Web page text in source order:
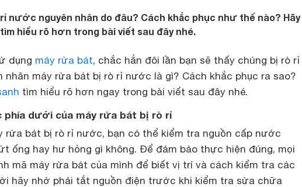
nước nguyên nhân do đâu? Cách khắc phục như thế nào? Hãy
hiểu rõ hơn trong bài viết sau đây nhé.
dụng máy rửa bát, chắc hẳn đôi lần bạn sẽ thấy chúng bị rò rỉ
nhân máy rửa bát bị rò rỉ nước là gì? Cách khắc phục ra sao?
tìm hiểu rõ hơn ngay trong bài viết sau đây nhé.
phía dưới của máy rửa bát bị rò rỉ
rửa bát bị rò rỉ nước, bạn có thể kiểm tra nguồn cấp nước
ống hay hư hỏng gì không. Để đảm bảo thực hiện đúng, mọi
mã máy rửa bát của mình để biết vị trí và cách kiểm tra các
hãy nhớ phải tắt nguồn điện trước khi kiểm tra sửa chữa